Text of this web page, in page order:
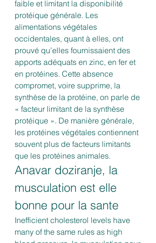
faible et limitant la disponibilité
protéique générale. Les
alimentations végétales
occidentales, quant à elles, ont
prouvé qu’elles fournissaient des
apports adéquats en zinc, en fer et
en protéines. Cette absence
compromet, voire supprime, la
synthèse de la protéine, on parle de
« facteur limitant de la synthèse
protéique ». De manière générale,
les protéines végétales contiennent
souvent plus de facteurs limitants
que les protéines animales.
Anavar doziranje, la
musculation est elle
bonne pour la sante
Inefficient cholesterol levels have
many of the same rules as high